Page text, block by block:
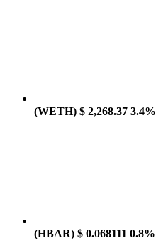
(WETH) $ 2,268.37 3.4%
(HBAR) $ 0.068111 0.8%